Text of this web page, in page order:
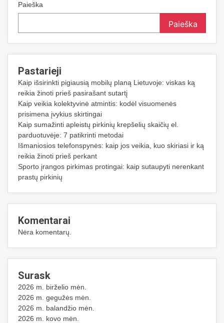
Paieška
Paieška
Pastarieji
Kaip išsirinkti pigiausią mobilų planą Lietuvoje: viskas ką
reikia žinoti prieš pasirašant sutartį
Kaip veikia kolektyvinė atmintis: kodėl visuomenės
prisimena įvykius skirtingai
Kaip sumažinti apleistų pirkinių krepšelių skaičių el.
parduotuvėje: 7 patikrinti metodai
Išmaniosios telefonspynės: kaip jos veikia, kuo skiriasi ir ką
reikia žinoti prieš perkant
Sporto įrangos pirkimas protingai: kaip sutaupyti nerenkant
prastų pirkinių
Komentarai
Nėra komentarų.
Surask
2026 m. birželio mėn.
2026 m. gegužės mėn.
2026 m. balandžio mėn.
2026 m. kovo mėn.